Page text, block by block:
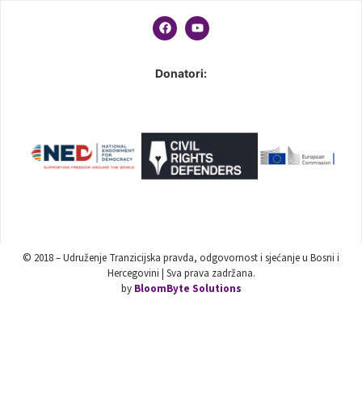
Donatori:
© 2018 – Udruženje Tranzicijska pravda, odgovornost i sjećanje u Bosni i
Hercegovini | Sva prava zadržana.
by BloomByte Solutions